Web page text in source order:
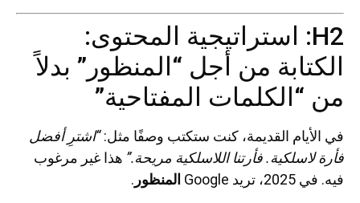
H2: استراتيجية المحتوى:
الكتابة من أجل “المنظور” بدلاً
من “الكلمات المفتاحية”
في الأيام القديمة، كنت ستكتب وصفًا مثل:“اشترِ أفضل
فأرة لاسلكية. فأرتنا اللاسلكية مريحة.” هذا غير مرغوب
فيه. في 2025، تريد Google
المنظور .